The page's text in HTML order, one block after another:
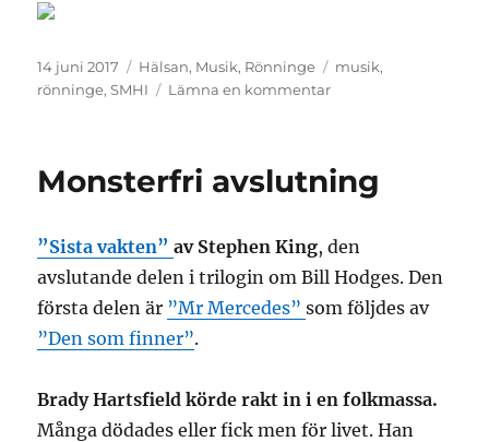
Publicerat
den
14 juni 2017 Kategorier
Hälsan, Musik, Rönninge Etiketter
musik,
rönninge,SMHI Lämna en kommentartill
Monsterfri avslutning
”Sista vakten”av Stephen King, den
avslutande delen i trilogin om Bill Hodges. Den
första delen är ”Mr Mercedes”som följdes av
”Den som finner”.
Brady Hartsfield körde rakt in i en folkmassa.
Många dödades eller fick men för livet. Han